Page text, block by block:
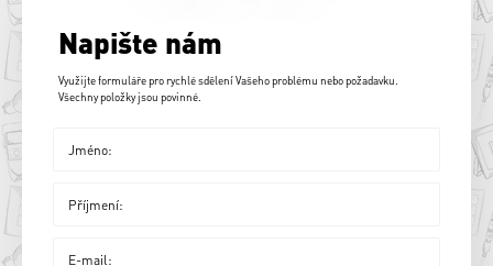
Napište nám
Využijte formuláře pro rychlé sdělení Vašeho problému nebo požadavku.
Všechny položky jsou povinné.